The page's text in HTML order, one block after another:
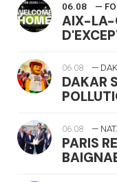
06.08 —
AIX-LA-
06.08 —
DAKAR
06.08 —
PARIS